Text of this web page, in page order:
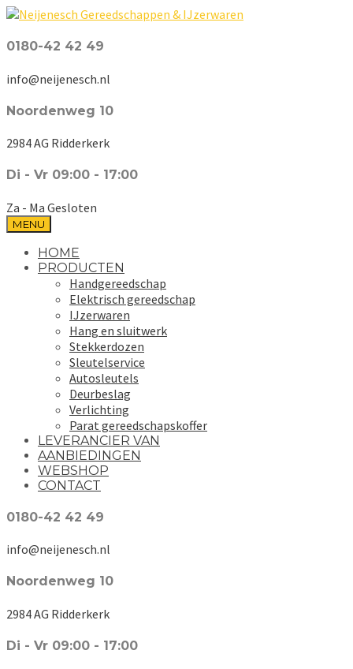
0180-42 42 49
info@neijenesch.nl
Noordenweg 10
2984 AG Ridderkerk
Di - Vr 09:00 - 17:00
Za - Ma Gesloten
MENU
HOME
PRODUCTEN
Handgereedschap
Elektrisch gereedschap
IJzerwaren
Hang en sluitwerk
Stekkerdozen
Sleutelservice
Autosleutels
Deurbeslag
Verlichting
Parat gereedschapskoffer
LEVERANCIER VAN
AANBIEDINGEN
WEBSHOP
CONTACT
0180-42 42 49
info@neijenesch.nl
Noordenweg 10
2984 AG Ridderkerk
Di - Vr 09:00 - 17:00